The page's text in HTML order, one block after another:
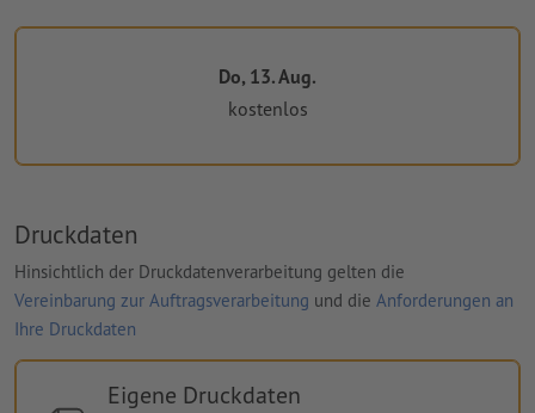
Do, 13. Aug.
kostenlos
Druckdaten
Hinsichtlich der Druckdatenverarbeitung gelten die
Vereinbarung zur Auftragsverarbeitung und die Anforderungen an
Ihre Druckdaten
Eigene Druckdaten